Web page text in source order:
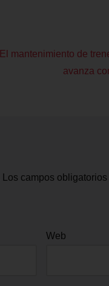
El mantenimiento de
avanza
Los campos
Web